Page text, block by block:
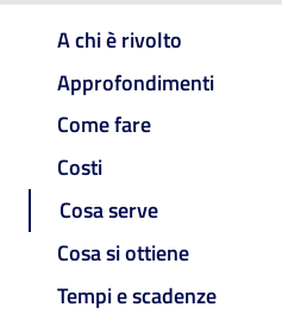
A chi è rivolto
Approfondimenti
Come fare
Costi
Cosa serve
Cosa si ottiene
Tempi e scadenze